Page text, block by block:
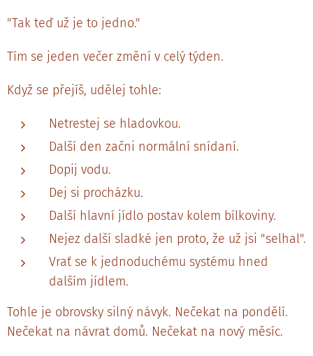
"Tak teď už je to jedno."
Tím se jeden večer změní v celý týden.
Když se přejíš, udělej tohle:
Netrestej se hladovkou.
Další den začni normální snídaní.
Dopij vodu.
Dej si procházku.
Další hlavní jídlo postav kolem bílkoviny.
Nejez další sladké jen proto, že už jsi "selhal".
Vrať se k jednoduchému systému hned
dalším jídlem.
Tohle je obrovsky silný návyk. Nečekat na pondělí.
Nečekat na návrat domů. Nečekat na nový měsíc.